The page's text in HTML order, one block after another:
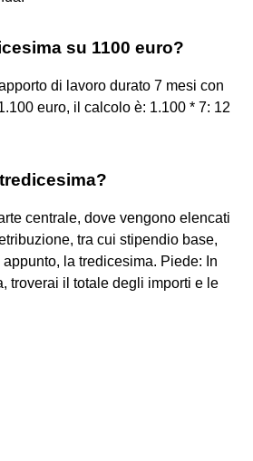
su 1100 euro?
di lavoro durato 7 mesi con
euro, il calcolo è: 1.100 * 7: 12
centrale, dove vengono elencati
tra cui stipendio base,
la tredicesima. Piede: In
troverai il totale degli importi e le